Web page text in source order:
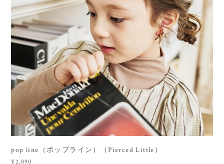
pop line（ポップライン）（Pierced Little）
¥2,090